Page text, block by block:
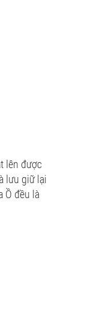
lên được
lưu giữ lại
Ồ đều là